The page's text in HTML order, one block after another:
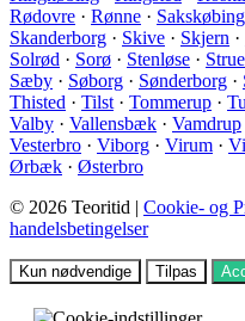
Rødovre · Rønne · Sakskøbing
Skanderborg · Skive · Skjern ·
Solrød · Sorø · Stenløse ·
Sæby · Søborg · Sønderborg ·
Thisted · Tilst · Tommerup ·
Valby · Vallensbæk · Vamdrup
Vesterbro · Viborg · Virum ·
Ørbæk · Østerbro
© 2026 Teoritid | Cookie- og
handelsbetingelser
Kun nødvendige Tilpas